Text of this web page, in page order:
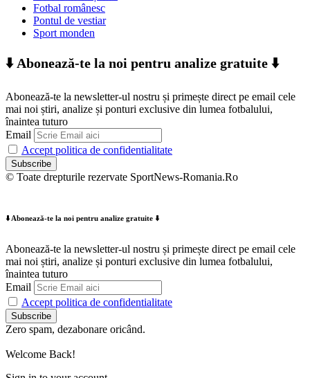
Fotbal românesc
Pontul de vestiar
Sport monden
⬇️ Abonează-te la noi pentru analize gratuite ⬇️
Abonează-te la newsletter-ul nostru și primește direct pe email cele
mai noi știri, analize și ponturi exclusive din lumea fotbalului,
înaintea tuturo
Email
Accept politica de confidentialitate
© Toate drepturile rezervate SportNews-Romania.Ro
⬇️ Abonează-te la noi pentru analize gratuite ⬇️
Abonează-te la newsletter-ul nostru și primește direct pe email cele
mai noi știri, analize și ponturi exclusive din lumea fotbalului,
înaintea tuturo
Email
Accept politica de confidentialitate
Zero spam, dezabonare oricând.
Welcome Back!